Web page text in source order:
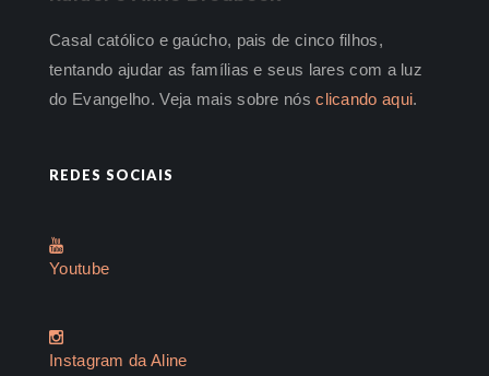
Casal católico e gaúcho, pais de cinco filhos,
tentando ajudar as famílias e seus lares com a luz
do Evangelho. Veja mais sobre nósclicando aqui.
REDES SOCIAIS
Youtube
Instagram da Aline